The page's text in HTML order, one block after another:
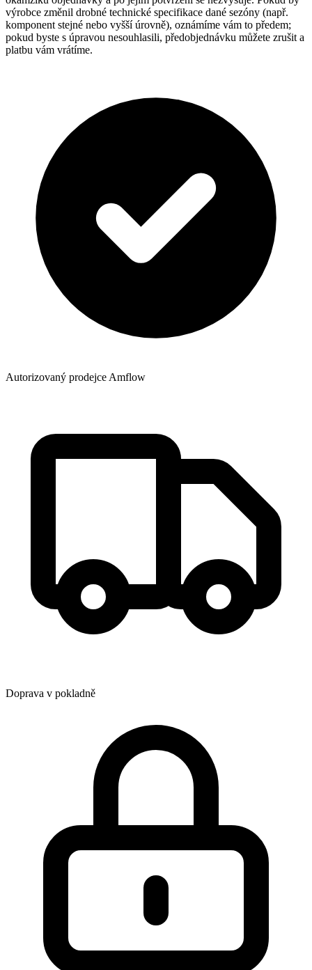
výrobce změnil drobné technické specifikace dané sezóny (např.
komponent stejné nebo vyšší úrovně), oznámíme vám to předem;
pokud byste s úpravou nesouhlasili, předobjednávku můžete zrušit a
platbu vám vrátíme.
Autorizovaný prodejce Amflow
Doprava v pokladně